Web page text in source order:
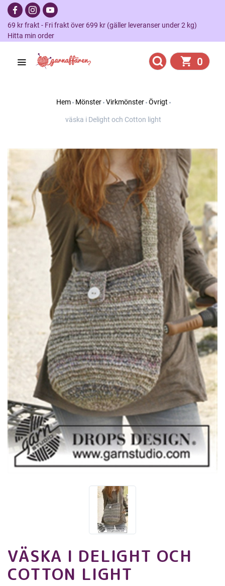
69 kr frakt - Fri frakt över 699 kr (gäller leveranser under 2 kg)
Hitta min order
0
Hem Mönster Virkmönster Övrigt
väska i Delight och Cotton light
VÄSKA I DELIGHT OCH
COTTON LIGHT